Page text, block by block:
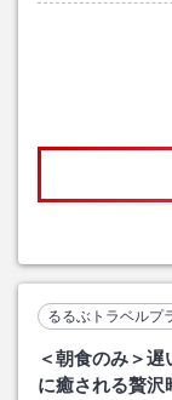
るるぶトラベルプ
＜朝食のみ＞
に癒される贅